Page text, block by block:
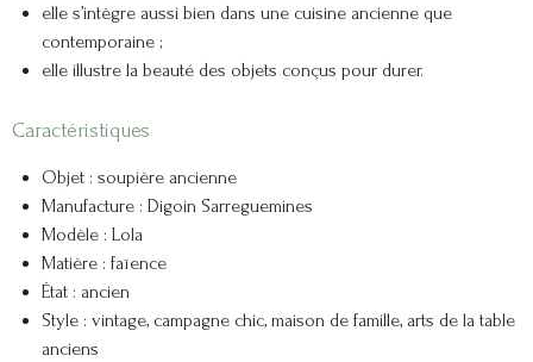
elle s’intègre aussi bien dans une cuisine ancienne que
contemporaine ;
elle illustre la beauté des objets conçus pour durer.
Caractéristiques
Objet : soupière ancienne
Manufacture : Digoin Sarreguemines
Modèle : Lola
Matière : faïence
État : ancien
Style : vintage, campagne chic, maison de famille, arts de la table
anciens